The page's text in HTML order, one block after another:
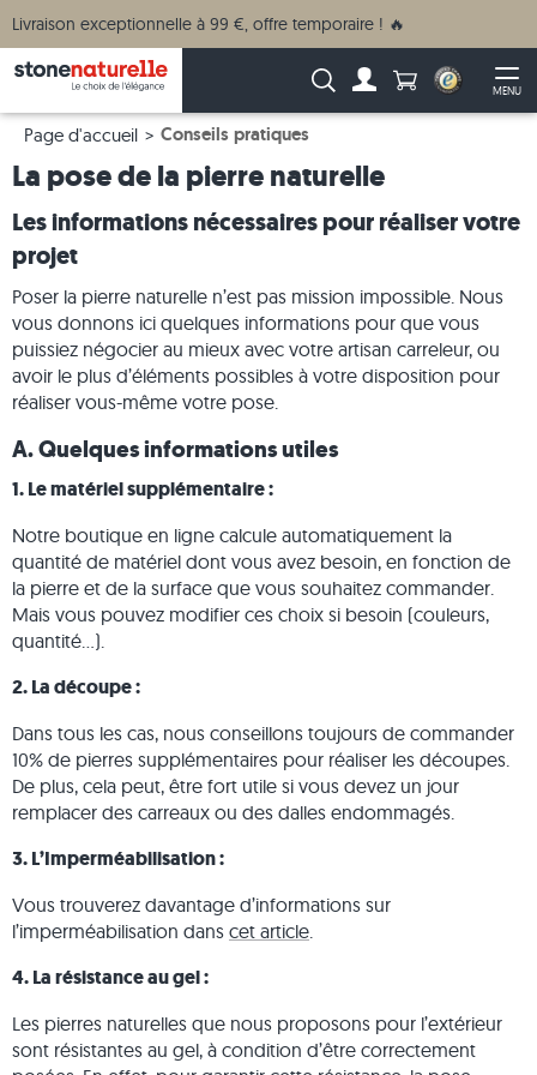
Livraison exceptionnelle à 99 €, offre temporaire ! 🔥
MENU
Recherche :Anzahl
Page d'accueil Conseils pratiques
La pose de la pierre naturelle
Les informations nécessaires pour réaliser votre
projet
Poser la pierre naturelle n’est pas mission impossible. Nous
vous donnons ici quelques informations pour que vous
puissiez négocier au mieux avec votre artisan carreleur, ou
avoir le plus d’éléments possibles à votre disposition pour
réaliser vous-même votre pose.
A. Quelques informations utiles
1. Le matériel supplémentaire :
Notre boutique en ligne calcule automatiquement la
quantité de matériel dont vous avez besoin, en fonction de
la pierre et de la surface que vous souhaitez commander.
Mais vous pouvez modifier ces choix si besoin (couleurs,
quantité...).
2. La découpe :
Dans tous les cas, nous conseillons toujours de commander
10% de pierres supplémentaires pour réaliser les découpes.
De plus, cela peut, être fort utile si vous devez un jour
remplacer des carreaux ou des dalles endommagés.
3. L’Imperméabilisation :
Vous trouverez davantage d’informations sur
l’imperméabilisation dans cet article.
4. La résistance au gel :
Les pierres naturelles que nous proposons pour l’extérieur
sont résistantes au gel, à condition d’être correctement